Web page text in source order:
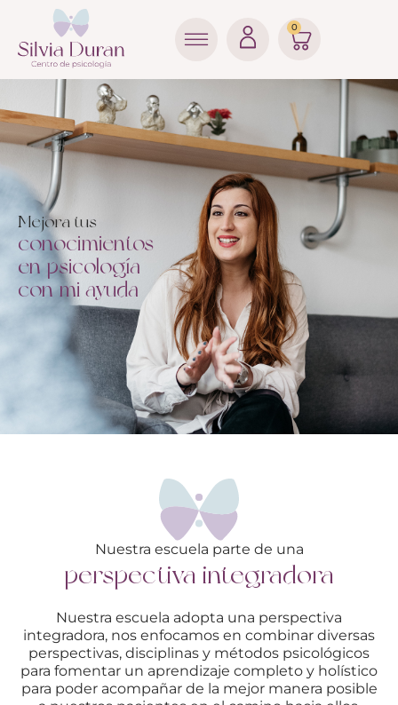
0
Mejora tus
conocimientos
en psicología
con mi ayuda
Nuestra escuela parte de una
perspectiva integradora
Nuestra escuela adopta una perspectiva
integradora, nos enfocamos en combinar diversas
perspectivas, disciplinas y métodos psicológicos
para fomentar un aprendizaje completo y holístico
para poder acompañar de la mejor manera posible